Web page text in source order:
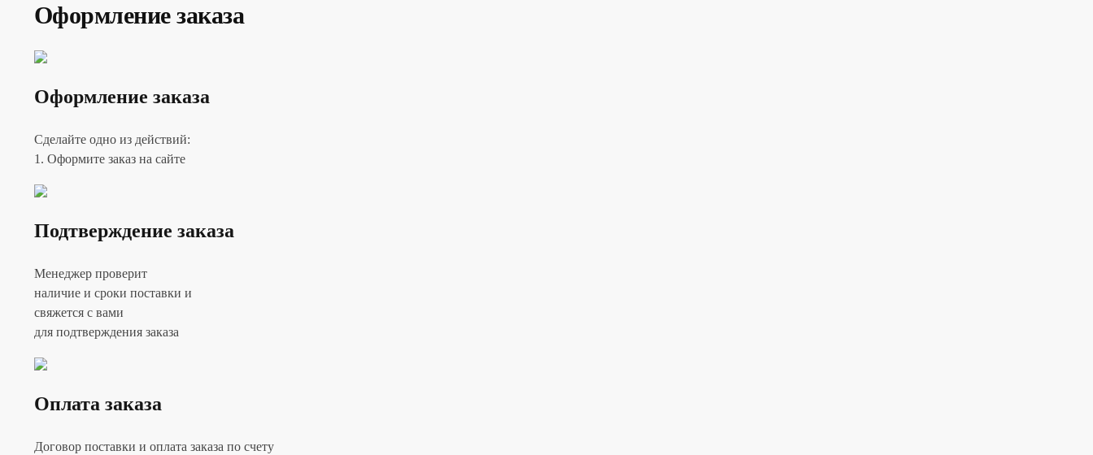
Оформление заказа
Оформление заказа
Сделайте одно из действий:
1. Оформите заказ на сайте
Подтверждение заказа
Менеджер проверит
наличие и сроки поставки и
свяжется с вами
для подтверждения заказа
Оплата заказа
Договор поставки и оплата заказа по счету